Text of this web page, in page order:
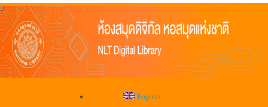
English